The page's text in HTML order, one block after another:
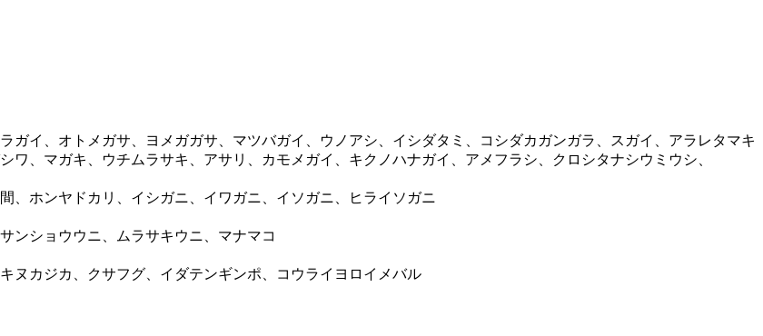
イ、オトメガサ、ヨメガガサ、マツバガイ、ウノアシ、イシダタミ、コシダカガンガラ、スガイ、アラレタマキ
、マガキ、ウチムラサキ、アサリ、カモメガイ、キクノハナガイ、アメフラシ、クロシタナシウミウシ、
ホンヤドカリ、イシガニ、イワガニ、イソガニ、ヒライソガニ
ンショウウニ、ムラサキウニ、マナマコ
カジカ、クサフグ、イダテンギンポ、コウライヨロイメバル